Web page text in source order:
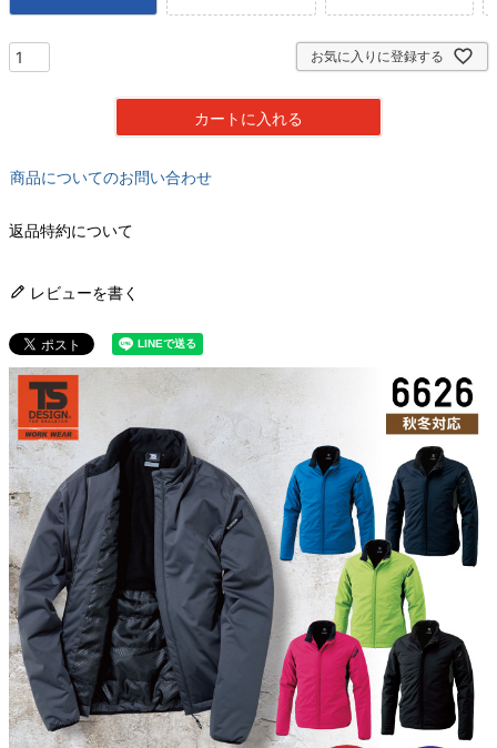
お気に入りに登録する
カートに入れる
商品についてのお問い合わせ
返品特約について
レビューを書く